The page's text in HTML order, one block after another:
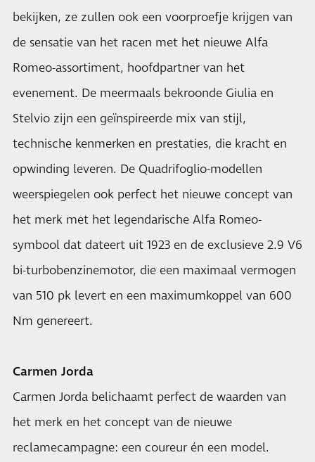
bekijken, ze zullen ook een voorproefje krijgen van
de sensatie van het racen met het nieuwe Alfa
Romeo-assortiment, hoofdpartner van het
evenement. De meermaals bekroonde Giulia en
Stelvio zijn een geïnspireerde mix van stijl,
technische kenmerken en prestaties, die kracht en
opwinding leveren. De Quadrifoglio-modellen
weerspiegelen ook perfect het nieuwe concept van
het merk met het legendarische Alfa Romeo-
symbool dat dateert uit 1923 en de exclusieve 2.9 V6
bi-turbobenzinemotor, die een maximaal vermogen
van 510 pk levert en een maximumkoppel van 600
Nm genereert.
Carmen Jorda
Carmen Jorda belichaamt perfect de waarden van
het merk en het concept van de nieuwe
reclamecampagne: een coureur én een model.